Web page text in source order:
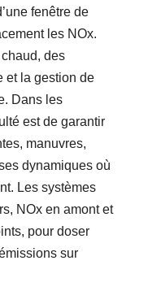
fenêtre de
les NOx.
des
et la gestion de
Dans les
est de garantir
manuvres,
dynamiques où
Les systèmes
NOx en amont et
pour doser
sur